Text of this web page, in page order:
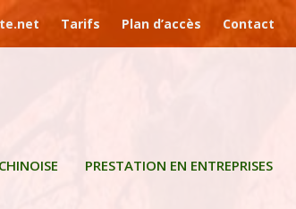
Tarifs Plan d’accès Contact
PRESTATION EN ENTREPRISES